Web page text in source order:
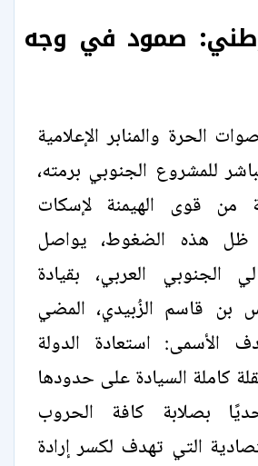
صمود في وجه
الحرة والمنابر الإعلامية
للمشروع الجنوبي برمته،
من قوى الهيمنة لإسكات
ظل هذه الضغوط، يواصل
الجنوبي العربي، بقيادة
بن قاسم الزُبيدي، المضي
الأسمى: استعادة الدولة
كاملة السيادة على حدودها
بصلابة كافة الحروب
التي تهدف لكسر إرادة